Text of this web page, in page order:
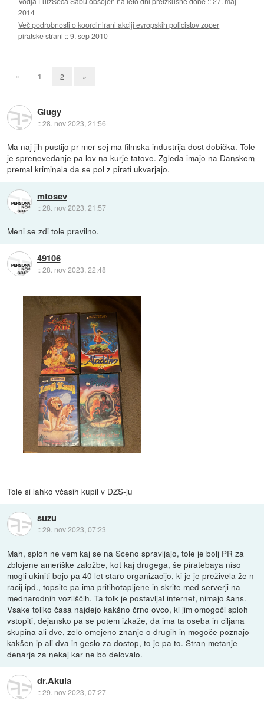
2014
Več podrobnosti o koordinirani akciji evropskih policistov zoper
piratske strani ::9. sep 2010
« 1 2 »
Glugy
::28. nov 2023, 21:56
Ma naj jih pustijo pr mer sej ma filmska industrija dost dobička. Tole
je sprenevedanje pa lov na kurje tatove. Zgleda imajo na Danskem
premal kriminala da se pol z pirati ukvarjajo.
mtosev
::28. nov 2023, 21:57
Meni se zdi tole pravilno.
49106
::28. nov 2023, 22:48
Tole si lahko včasih kupil v DZS-ju
suzu
::29. nov 2023, 07:23
Mah, sploh ne vem kaj se na Sceno spravljajo, tole je bolj PR za
zblojene ameriške založbe, kot kaj drugega, še piratebaya niso
mogli ukiniti bojo pa 40 let staro organizacijo, ki je je preživela že n
racij ipd., topsite pa ima pritihotapljene in skrite med serverji na
mednarodnih vozliščih. Ta folk je postavljal internet, nimajo šans.
Vsake toliko časa najdejo kakšno črno ovco, ki jim omogoči sploh
vstopiti, dejansko pa se potem izkaže, da ima ta oseba in ciljana
skupina ali dve, zelo omejeno znanje o drugih in mogoče poznajo
kakšen ip ali dva in geslo za dostop, to je pa to. Stran metanje
denarja za nekaj kar ne bo delovalo.
dr.Akula
::29. nov 2023, 07:27